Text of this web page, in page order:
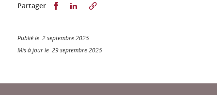
Partager Partager sur Facebook
Partager sur LinkedIn
Publié le 2 septembre 2025
Mis à jour le 29 septembre 2025